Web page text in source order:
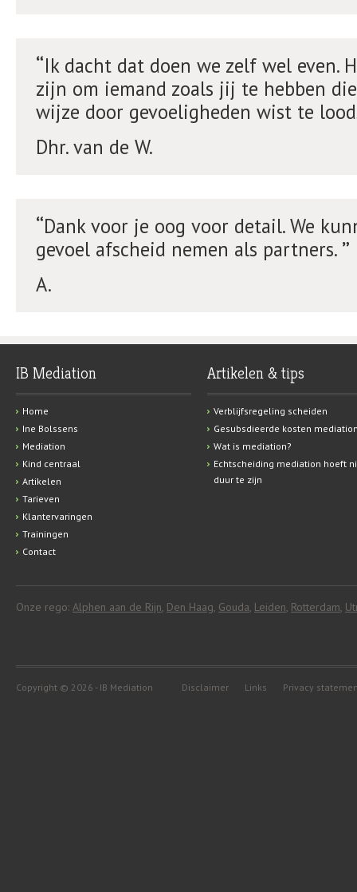
Ik dacht dat doen we zelf wel even.
zijn om iemand zoals jij te hebben
wijze door gevoeligheden wist te
Dhr. van de W.
Dank voor je oog voor detail. We
gevoel afscheid nemen als partners.
A.
IB Mediation
Home
Ine Bolssens
Mediation
Kind centraal
Artikelen
Tarieven
Klantervaringen
Trainingen
Contact
Artikelen & tips
Verblijfsregeling scheiden
Gesubsdieerde kosten
Wat is mediation?
Echtscheiding mediation hoeft
duur te zijn
Onze rego: Alphen aan de Rijn, Den Haag, Gouda, Leiden, Rotterdam,
Copyright © 2026 - IB Mediation Disclaimer Links Privacy